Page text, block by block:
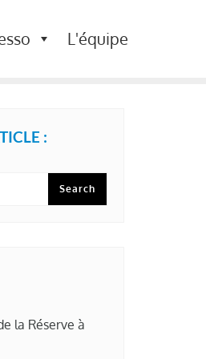
L'équipe
:
la Réserve à